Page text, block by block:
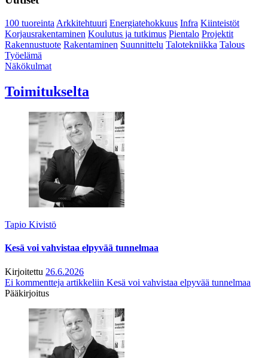
100 tuoreinta Arkkitehtuuri Energiatehokkuus Infra Kiinteistöt
Korjausrakentaminen Koulutus ja tutkimus Pientalo Projektit
Rakennustuote Rakentaminen Suunnittelu Talotekniikka Talous
Työelämä
Näkökulmat
Toimitukselta
Tapio Kivistö
Kesä voi vahvistaa elpyvää tunnelmaa
Kirjoitettu 26.6.2026
Ei kommentteja artikkeliin Kesä voi vahvistaa elpyvää tunnelmaa
Pääkirjoitus